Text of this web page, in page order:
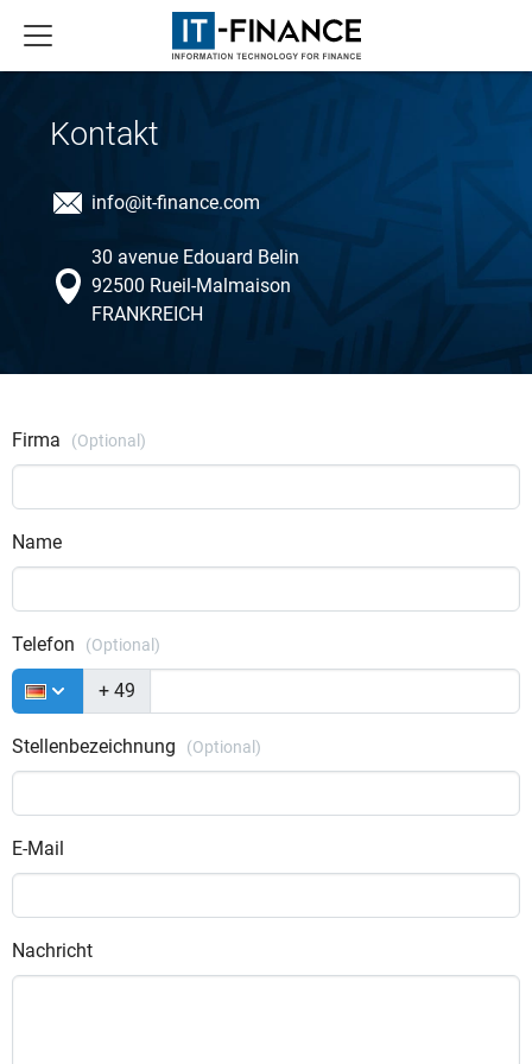
Kontakt
info@it-finance.com
30 avenue Edouard Belin
92500 Rueil-Malmaison
FRANKREICH
Firma (Optional)
Name
Telefon (Optional)
+ 49
Stellenbezeichnung (Optional)
E-Mail
Nachricht